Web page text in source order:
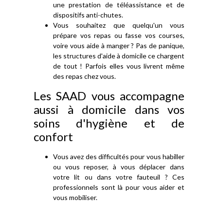
une prestation de téléassistance et de
dispositifs anti-chutes.
Vous souhaitez que quelqu'un vous
prépare vos repas ou fasse vos courses,
voire vous aide à manger ? Pas de panique,
les structures d'aide à domicile ce chargent
de tout ! Parfois elles vous livrent même
des repas chez vous.
Les SAAD vous accompagne
aussi à domicile dans vos
soins d'hygiène et de
confort
Vous avez des difficultés pour vous habiller
ou vous reposer, à vous déplacer dans
votre lit ou dans votre fauteuil ? Ces
professionnels sont là pour vous aider et
vous mobiliser.